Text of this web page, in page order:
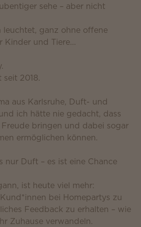
sehe – aber nicht
leuchtet, ganz ohne offene
Kinder und Tiere...
seit 2018.
aus Karlsruhe, Duft- und
ich hätte nie gedacht, dass
bringen und dabei sogar
ermöglichen können.
nur Duft – es ist eine Chance
ist heute viel mehr:
bei Homepartys zu
Feedback zu erhalten – wie
Zuhause verwandeln.